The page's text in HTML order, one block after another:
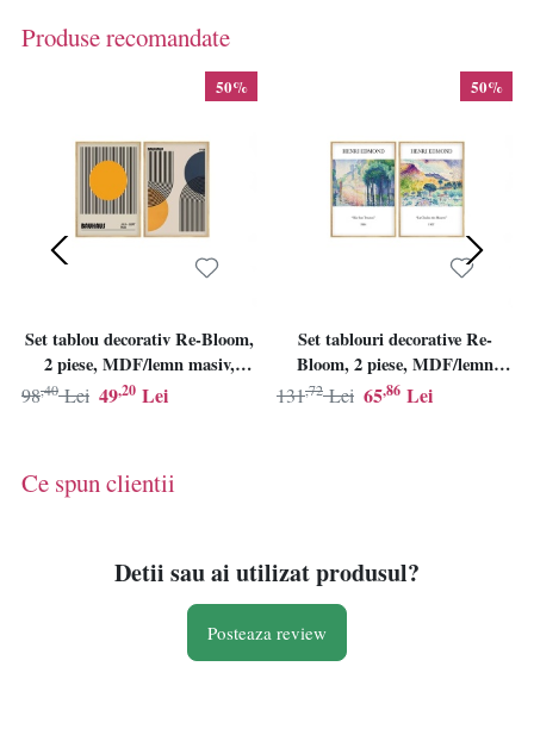
Produse recomandate
50%
Set tablou decorativ Re-Bloom,
2 piese, MDF/lemn masiv,
multicolor, 20 x 30 cm
49,20 Lei
98,40 Lei
50%
Set tablouri decorative Re-
Bloom, 2 piese, MDF/lemn
masiv, multicolor, 50 x 70 cm
65,86 Lei
131,72 Lei
Ce spun clientii
Detii sau ai utilizat produsul?
Posteaza review